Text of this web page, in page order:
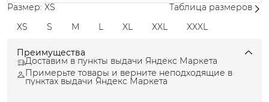
Размер: XS
Таблица размеров
XS
S M L XL XXL XXXL
Преимущества
Доставим в пункты выдачи Яндекс Маркета
Примерьте товары и верните неподходящие в
пунктах выдачи Яндекс Маркета